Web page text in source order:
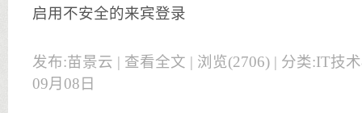
启用不安全的来宾登录
发布:苗景云 | 查看全文 | 浏览(2706) | 分类:IT技
09月08日